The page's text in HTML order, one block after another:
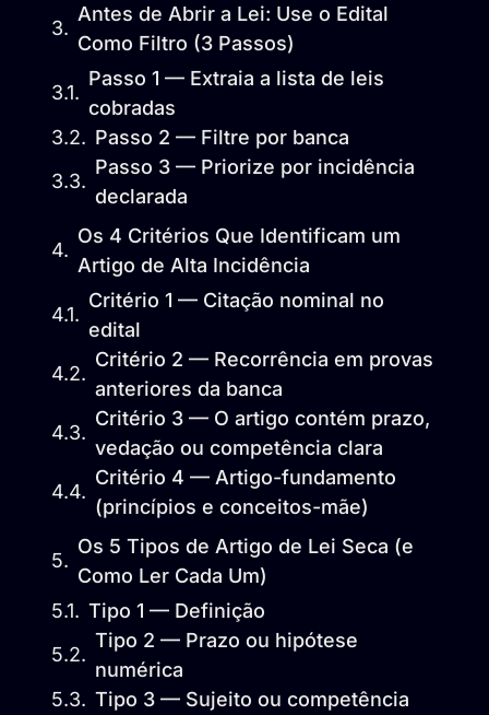
Antes de Abrir a Lei: Use o Edital
Como Filtro (3 Passos)
Passo 1 — Extraia a lista de leis
cobradas
Passo 2 — Filtre por banca
Passo 3 — Priorize por incidência
declarada
Os 4 Critérios Que Identificam um
Artigo de Alta Incidência
Critério 1 — Citação nominal no
edital
Critério 2 — Recorrência em provas
anteriores da banca
Critério 3 — O artigo contém prazo,
vedação ou competência clara
Critério 4 — Artigo-fundamento
(princípios e conceitos-mãe)
Os 5 Tipos de Artigo de Lei Seca (e
Como Ler Cada Um)
Tipo 1 — Definição
Tipo 2 — Prazo ou hipótese
numérica
Tipo 3 — Sujeito ou competência